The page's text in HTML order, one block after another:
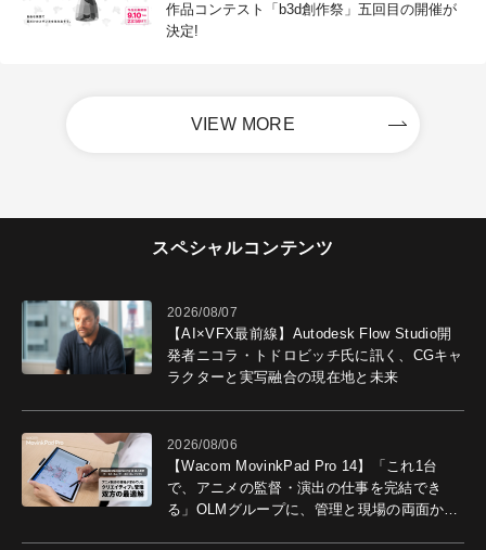
作品コンテスト「b3d創作祭」五回目の開催が
決定!
VIEW MORE
スペシャルコンテンツ
2026/08/07
【AI×VFX最前線】Autodesk Flow Studio開
発者ニコラ・トドロビッチ氏に訊く、CGキャ
ラクターと実写融合の現在地と未来
2026/08/06
【Wacom MovinkPad Pro 14】「これ1台
で、アニメの監督・演出の仕事を完結でき
る」OLMグループに、管理と現場の両面から